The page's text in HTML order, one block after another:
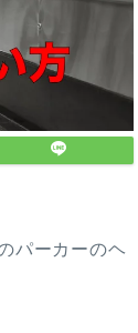
パーカーのヘ